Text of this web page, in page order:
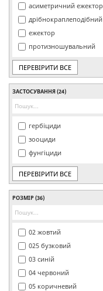
асиметричний ежектор
дрібнокраплеподібний
ежектор
протизношувальний
ПЕРЕВІРИТИ ВСЕ
ЗАСТОСУВАННЯ(24)
гербіциди
зооциди
фунгіциди
ПЕРЕВІРИТИ ВСЕ
РОЗМІР(36)
02 жовтий
025 бузковий
03 синій
04 червоний
05 коричневий